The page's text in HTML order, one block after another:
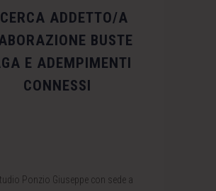
ADDETTO/A
BUSTE
E ADEMPIMENTI
CONNESSI
Ponzio Giuseppe con sede a